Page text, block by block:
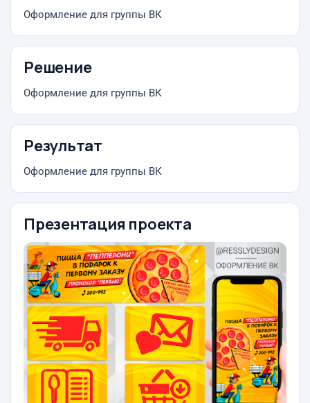
Оформление для группы ВК
Решение
Оформление для группы ВК
Результат
Оформление для группы ВК
Презентация проекта